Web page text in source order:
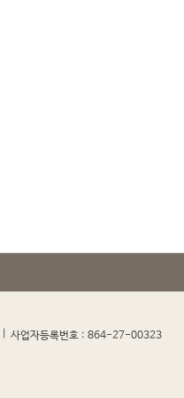
사업자등록번호 : 864-27-00323